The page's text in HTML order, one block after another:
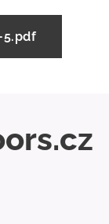
5.pdf